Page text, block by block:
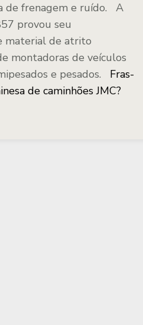
de frenagem e ruído. A
provou seu
material de atrito
montadoras de veículos
e pesados. Fras-
de caminhões JMC?